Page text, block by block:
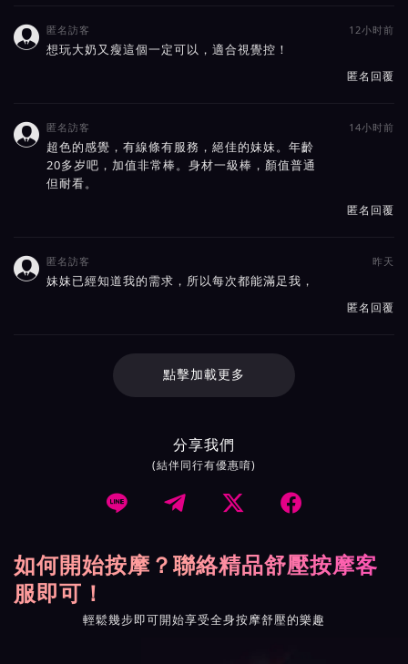
 匿名訪客 12小时前
想玩大奶又瘦這個一定可以，適合視覺控！
匿名回覆
 匿名訪客 14小时前
超色的感覺，有線條有服務，絕佳的妹妹。年齡
20多岁吧，加值非常棒。身材一級棒，顏值普通
但耐看。
匿名回覆
 匿名訪客 昨天
妹妹已經知道我的需求，所以每次都能滿足我，
匿名回覆
點擊加載更多
分享我們
(結伴同行有優惠唷)
   
如何開始按摩？聯絡精品舒壓按摩客
服即可！
輕鬆幾步即可開始享受全身按摩舒壓的樂趣